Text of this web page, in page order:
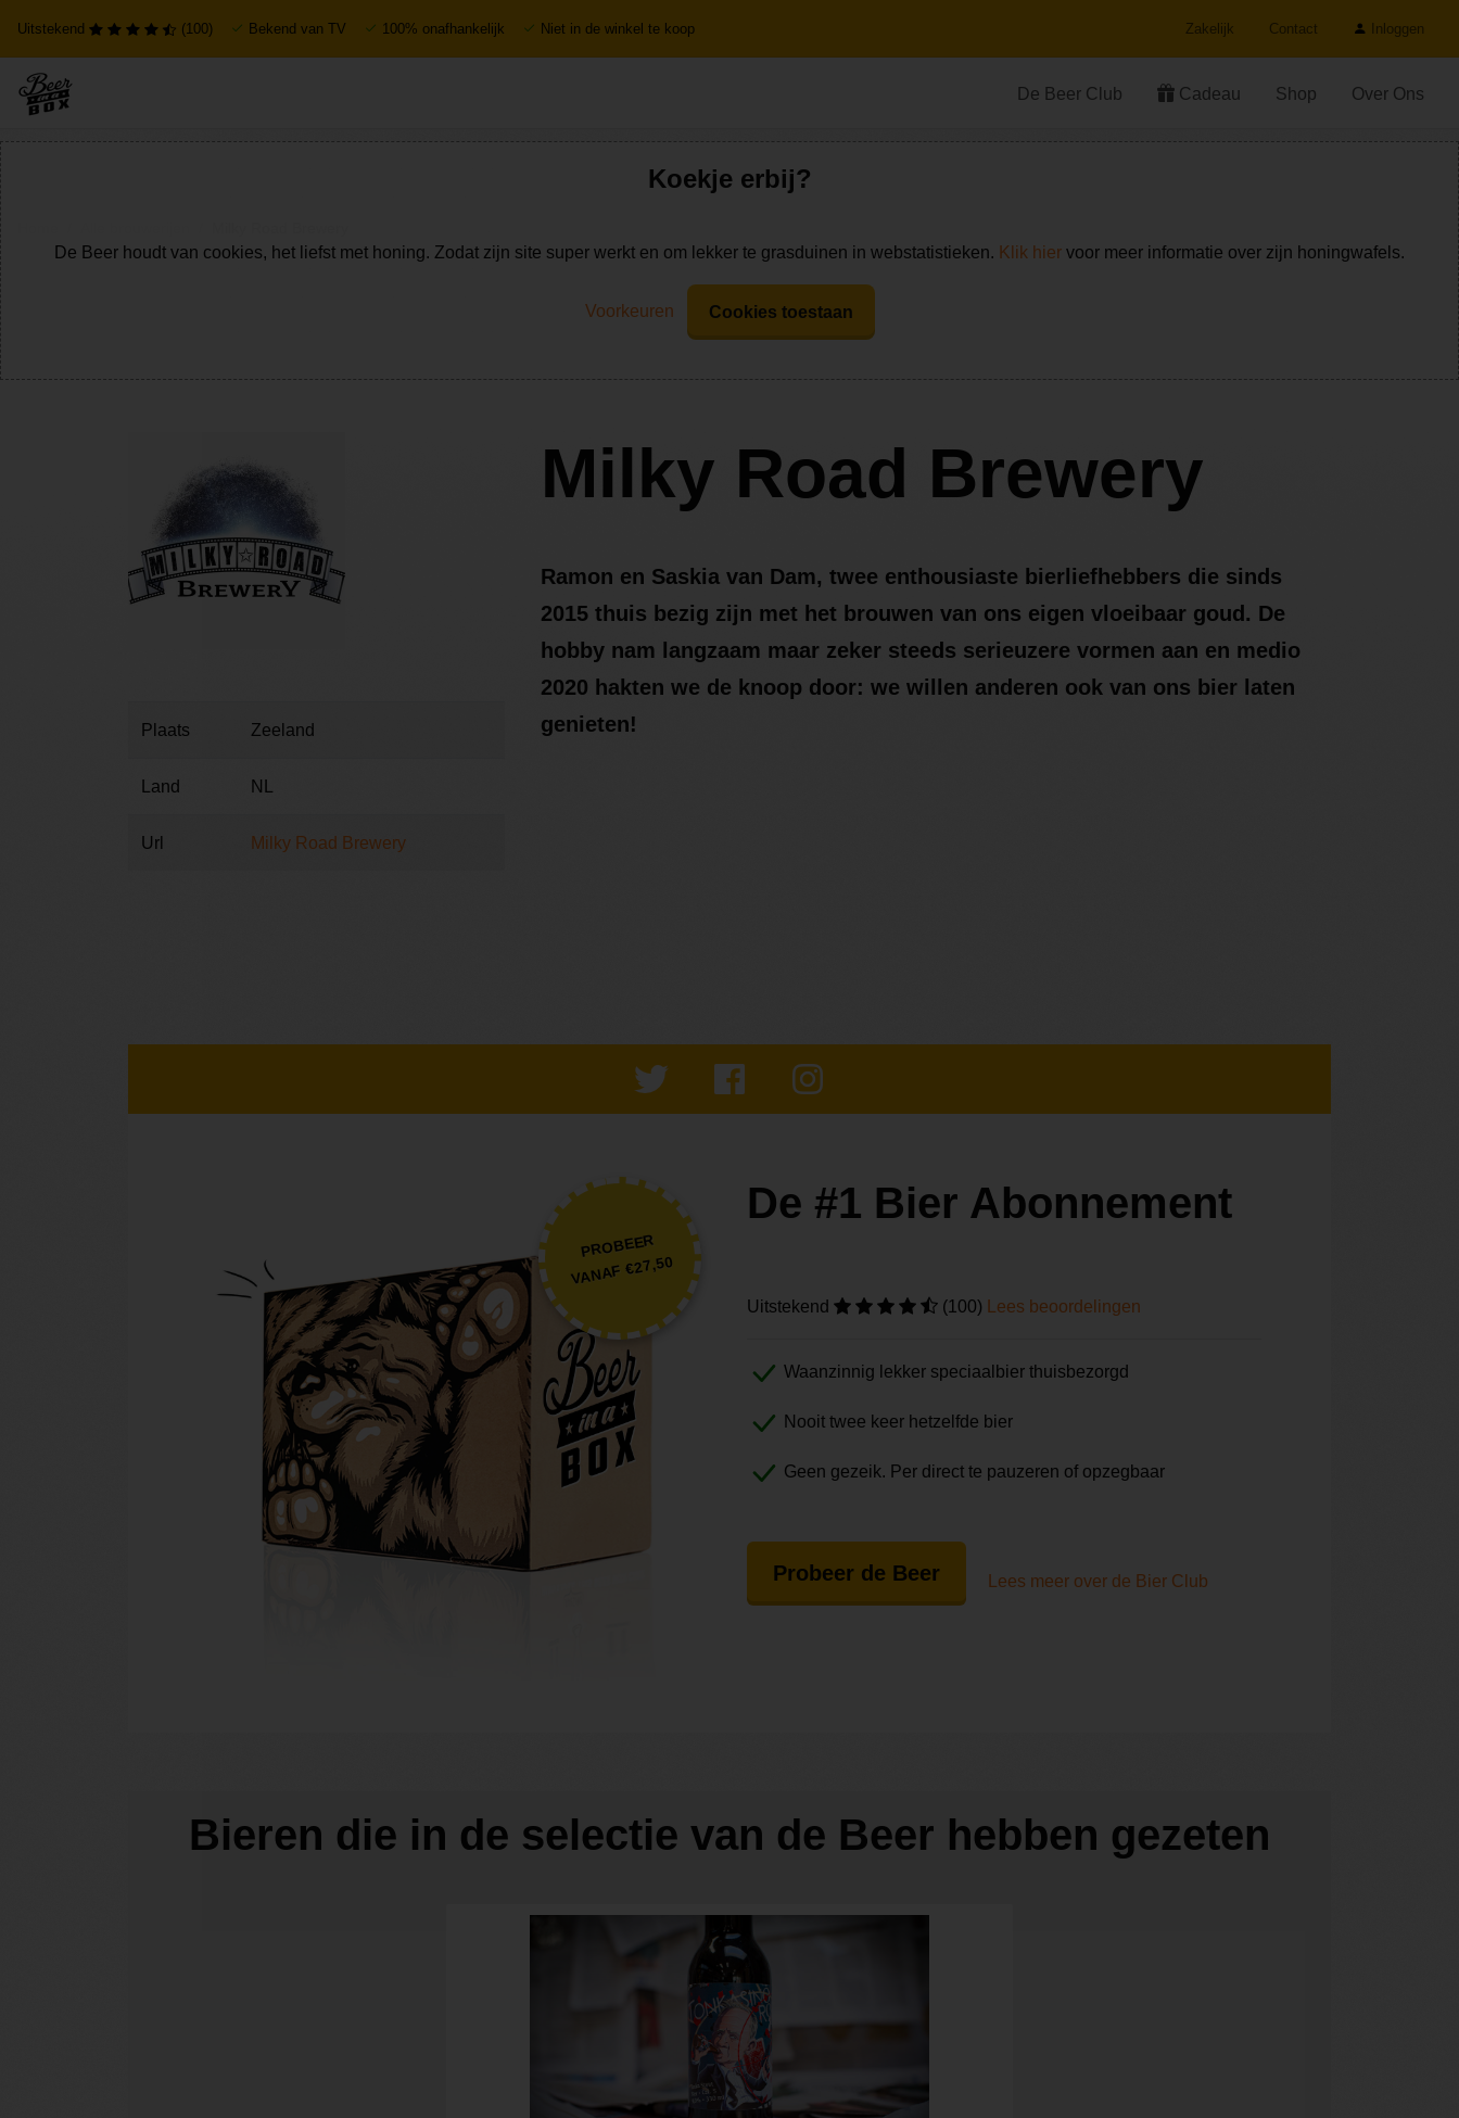
Uitstekend (100) Bekend van TV 100% onafhankelijk Niet in de winkel te koop Zakelijk Contact Inloggen
De Beer Club Cadeau Shop Over Ons
Plaats Zeeland
Land NL
Url Milky Road Brewery
Milky Road Brewery
Ramon en Saskia van Dam, twee enthousiaste bierliefhebbers die sinds
2015 thuis bezig zijn met het brouwen van ons eigen vloeibaar goud. De
hobby nam langzaam maar zeker steeds serieuzere vormen aan en medio
2020 hakten we de knoop door: we willen anderen ook van ons bier laten
genieten!
PROBEER
VANAF €27,50
De #1 Bier Abonnement
Uitstekend (100) Lees beoordelingen
Waanzinnig lekker speciaalbier thuisbezorgd
Nooit twee keer hetzelfde bier
Geen gezeik. Per direct te pauzeren of opzegbaar
Probeer de Beer Lees meer over de Bier Club
Bieren die in de selectie van de Beer hebben gezeten
Koekje erbij?
De Beer houdt van cookies, het liefst met honing. Zodat zijn site super werkt en om lekker te grasduinen in webstatistieken. Klik hier voor meer informatie over zijn honingwafels.
Voorkeuren Cookies toestaan